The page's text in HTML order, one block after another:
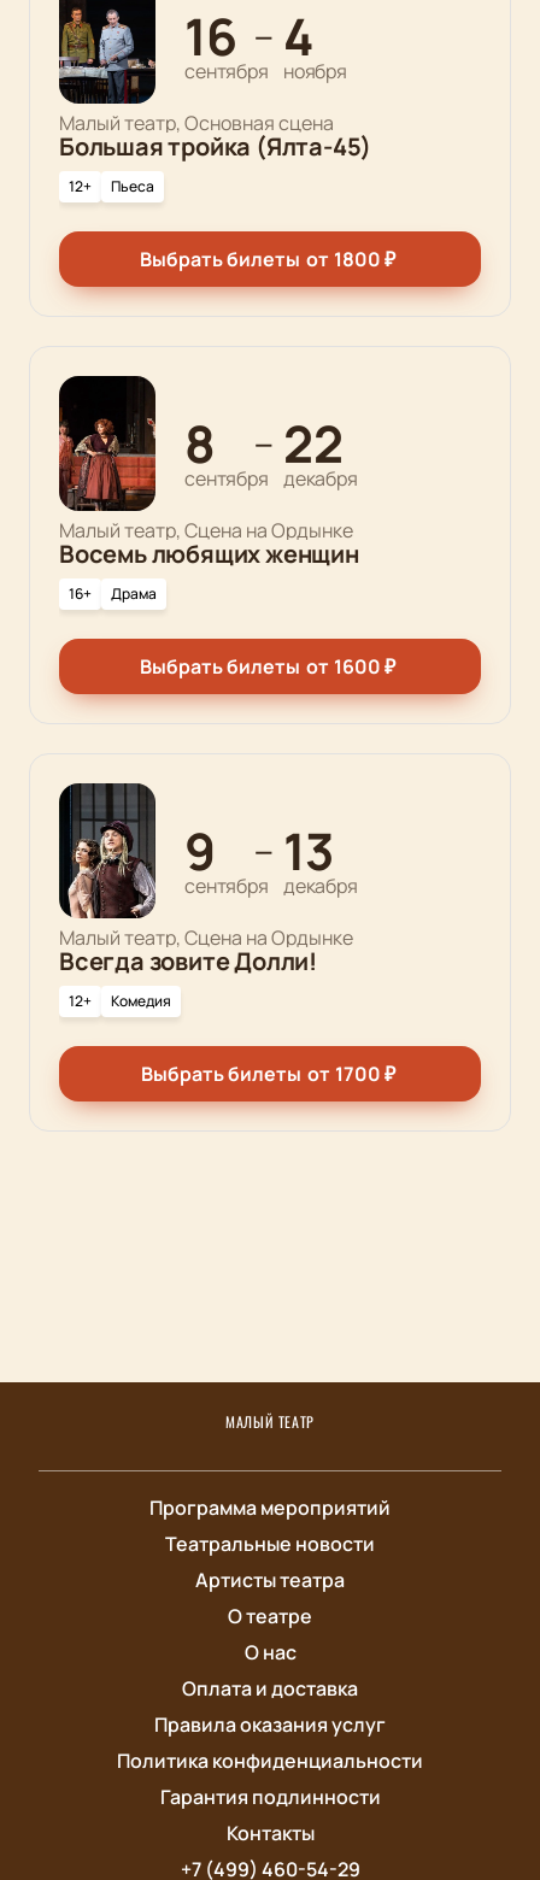
16
сентября
— 4
ноября
Малый театр, Основная сцена
Большая тройка (Ялта-45)
12+ Пьеса
Выбрать билеты от 1800₽
8
сентября
— 22
декабря
Малый театр, Сцена на Ордынке
Восемь любящих женщин
16+ Драма
Выбрать билеты от 1600₽
9
сентября
— 13
декабря
Малый театр, Сцена на Ордынке
Всегда зовите Долли!
12+ Комедия
Выбрать билеты от 1700₽
МАЛЫЙ ТЕАТР
Программа мероприятий
Театральные новости
Артисты театра
О театре
О нас
Оплата и доставка
Правила оказания услуг
Политика конфиденциальности
Гарантия подлинности
Контакты
+7 (499) 460-54-29